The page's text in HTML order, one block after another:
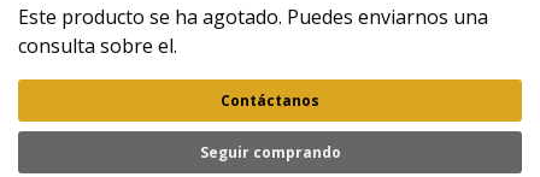
Este producto se ha agotado. Puedes enviarnos una
consulta sobre el.
Contáctanos
Seguir comprando